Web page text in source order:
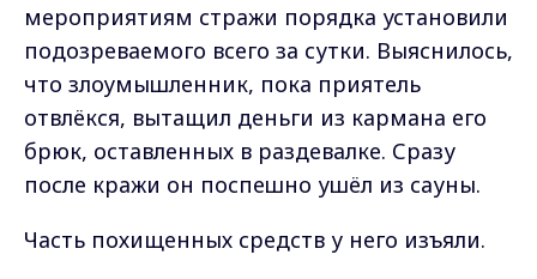
мероприятиям стражи порядка установили
подозреваемого всего за сутки. Выяснилось,
что злоумышленник, пока приятель
отвлёкся, вытащил деньги из кармана его
брюк, оставленных в раздевалке. Сразу
после кражи он поспешно ушёл из сауны.
Часть похищенных средств у него изъяли.